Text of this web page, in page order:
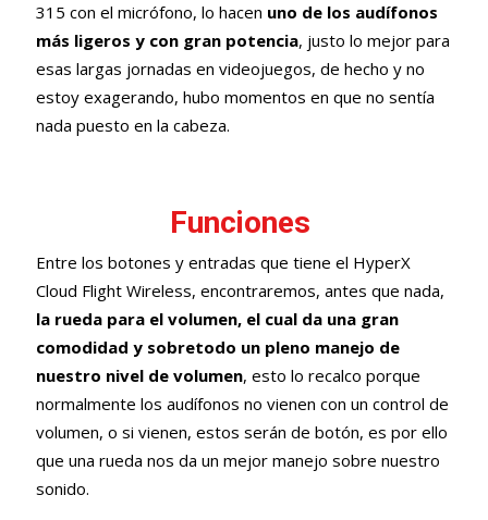
315 con el micrófono, lo hacen uno de los audífonos
más ligeros y con gran potencia, justo lo mejor para
esas largas jornadas en videojuegos, de hecho y no
estoy exagerando, hubo momentos en que no sentía
nada puesto en la cabeza.
Funciones
Entre los botones y entradas que tiene el HyperX
Cloud Flight Wireless, encontraremos, antes que nada,
la rueda para el volumen, el cual da una gran
comodidad y sobretodo un pleno manejo de
nuestro nivel de volumen, esto lo recalco porque
normalmente los audífonos no vienen con un control de
volumen, o si vienen, estos serán de botón, es por ello
que una rueda nos da un mejor manejo sobre nuestro
sonido.